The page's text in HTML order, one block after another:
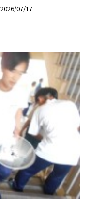
2026/07/17